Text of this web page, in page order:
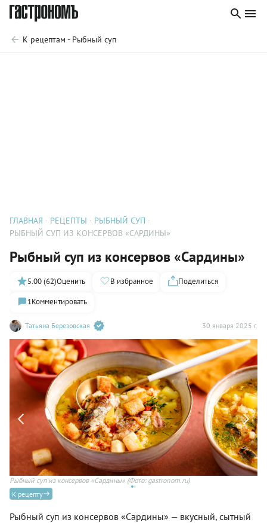
К рецептам - Рыбный суп
ГЛАВНАЯ РЕЦЕПТЫ
РЫБНЫЙ СУП
РЫБНЫЙ СУП ИЗ КОНСЕРВОВ «САРДИНЫ»
Рыбный суп из консервов «Сардины»
Татьяна Березовская 30 января 2025 г.
5.00 (62)Оценить В избранное
Поделиться
1Комментировать
Рыбный суп из консервов «Сардины» (Фото: gastronom.ru)
К рецепту
Рыбный суп из консервов «Сардины» — вкусный, сытный